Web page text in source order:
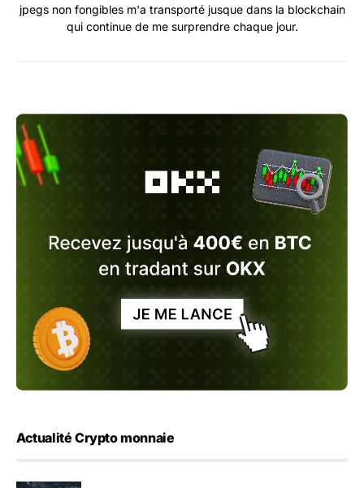
jpegs non fongibles m'a transporté jusque dans la blockchain
qui continue de me surprendre chaque jour.
Actualité Crypto monnaie